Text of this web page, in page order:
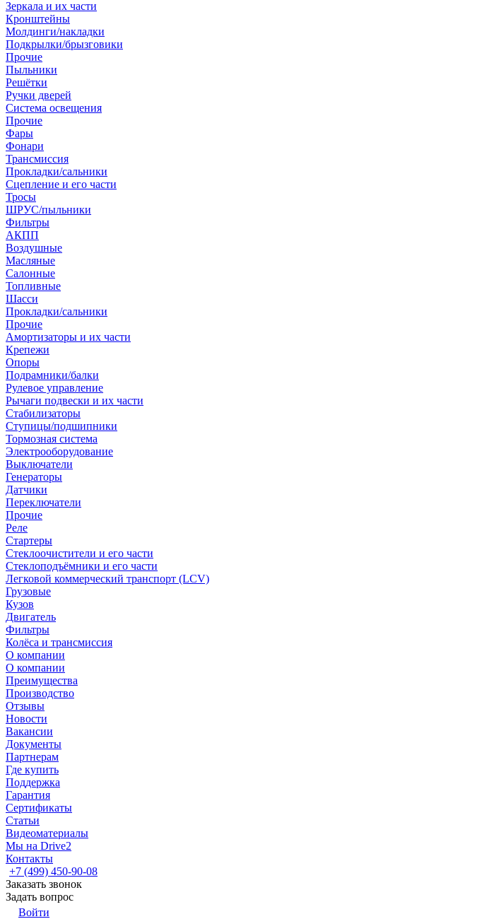
Зеркала и их части
Кронштейны
Молдинги/накладки
Подкрылки/брызговики
Прочие
Пыльники
Решётки
Ручки дверей
Система освещения
Прочие
Фары
Фонари
Трансмиссия
Прокладки/сальники
Сцепление и его части
Тросы
ШРУС/пыльники
Фильтры
АКПП
Воздушные
Масляные
Салонные
Топливные
Шасси
Прокладки/сальники
Прочие
Амортизаторы и их части
Крепежи
Опоры
Подрамники/балки
Рулевое управление
Рычаги подвески и их части
Стабилизаторы
Ступицы/подшипники
Тормозная система
Электрооборудование
Выключатели
Генераторы
Датчики
Переключатели
Прочие
Реле
Стартеры
Стеклоочистители и его части
Стеклоподъёмники и его части
Легковой коммерческий транспорт (LCV)
Грузовые
Кузов
Двигатель
Фильтры
Колёса и трансмиссия
О компании
О компании
Преимущества
Производство
Отзывы
Новости
Вакансии
Документы
Партнерам
Где купить
Поддержка
Гарантия
Сертификаты
Статьи
Видеоматериалы
Мы на Drive2
Контакты
+7 (499) 450-90-08
Заказать звонок
Задать вопрос
Войти